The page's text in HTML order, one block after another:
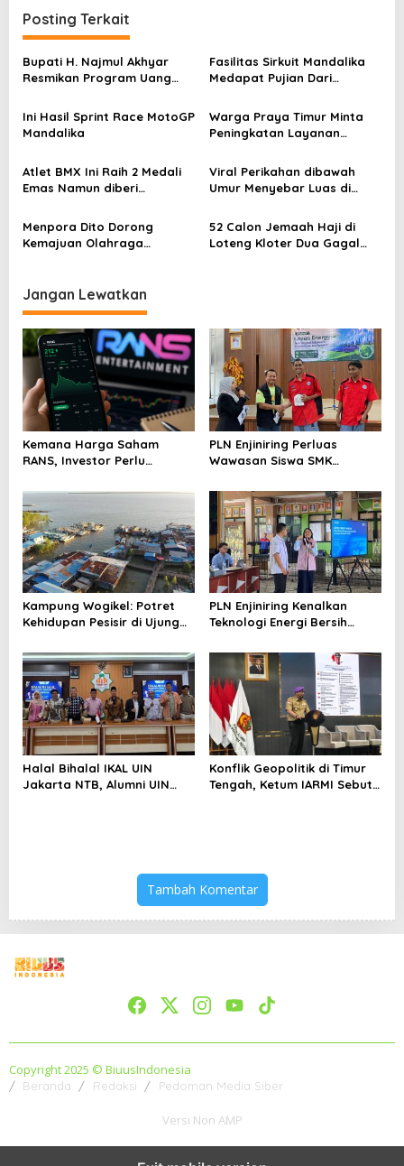
g
a
s
i
p
o
s
Posting Terkait
Bupati H. Najmul Akhyar
Resmikan Program Uang
KLU
Fasilitas Sirkuit Mandalika
Medapat Pujian Dari
Ini Hasil Sprint Race MotoGP
Mandalika
Warga Praya Timur Minta
Peningkatan Layanan
Sakit Baru
Atlet BMX Ini Raih 2 Medali
Emas Namun diberi
Event Fornas 2025
Viral Perikahan dibawah
Umur Menyebar Luas di
Menpora Dito Dorong
Kemajuan Olahraga
52 Calon Jemaah Haji di
Loteng Kloter Dua Gagal
Jangan Lewatkan
Kemana Harga Saham
RANS, Investor Perlu
Menghindari Spekulasi
Berlebihan
PLN Enjiniring Perluas
Wawasan Siswa SMK
Perubahan Iklim
Kampung Wogikel: Potret
Kehidupan Pesisir di Ujung
Bertahan di Tengah
Keterbatasan
PLN Enjiniring Kenalkan
Teknologi Energi Bersih
Halal Bihalal IKAL UIN
Jakarta NTB, Alumni UIN
Konflik Geopolitik di Timur
Tengah, Ketum IARMI Sebut
Tambah Komentar
Copyright 2025 © BiuusIndonesia
Beranda Redaksi Pedoman Media Siber
Versi Non AMP